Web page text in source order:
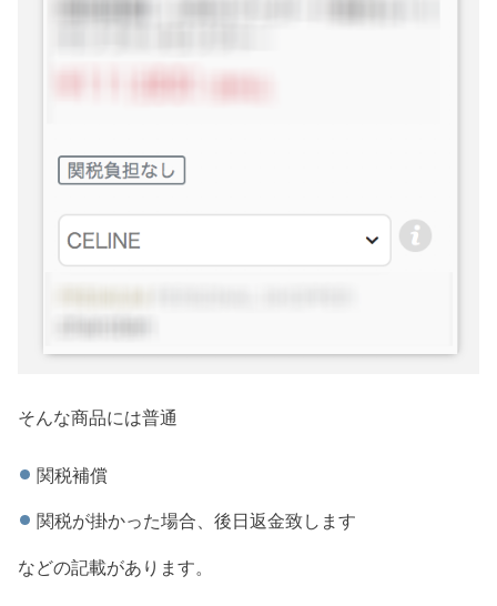
そんな商品には普通
関税補償
関税が掛かった場合、後日返金致します
などの記載があります。